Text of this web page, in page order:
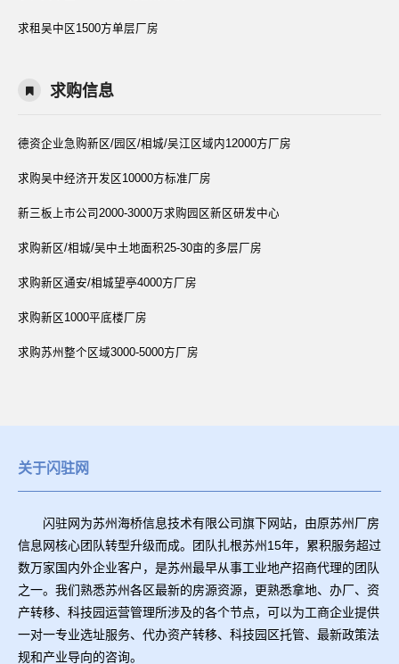
求租吴中区1500方单层厂房
求购信息
德资企业急购新区/园区/相城/吴江区域内12000方厂房
求购吴中经济开发区10000方标准厂房
新三板上市公司2000-3000万求购园区新区研发中心
求购新区/相城/吴中土地面积25-30亩的多层厂房
求购新区通安/相城望亭4000方厂房
求购新区1000平底楼厂房
求购苏州整个区域3000-5000方厂房
关于闪驻网
闪驻网为苏州海桥信息技术有限公司旗下网站，由原苏州厂房
信息网核心团队转型升级而成。团队扎根苏州15年，累积服务超过
数万家国内外企业客户，是苏州最早从事工业地产招商代理的团队
之一。我们熟悉苏州各区最新的房源资源，更熟悉拿地、办厂、资
产转移、科技园运营管理所涉及的各个节点，可以为工商企业提供
一对一专业选址服务、代办资产转移、科技园区托管、最新政策法
规和产业导向的咨询。